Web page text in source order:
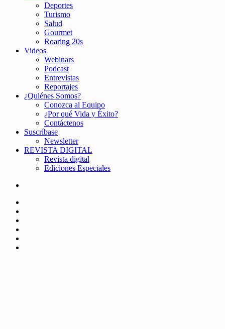
Deportes
Turismo
Salud
Gourmet
Roaring 20s
Videos
Webinars
Podcast
Entrevistas
Reportajes
¿Quiénes Somos?
Conozca al Equipo
¿Por qué Vida y Éxito?
Contáctenos
Suscríbase
Newsletter
REVISTA DIGITAL
Revista digital
Ediciones Especiales